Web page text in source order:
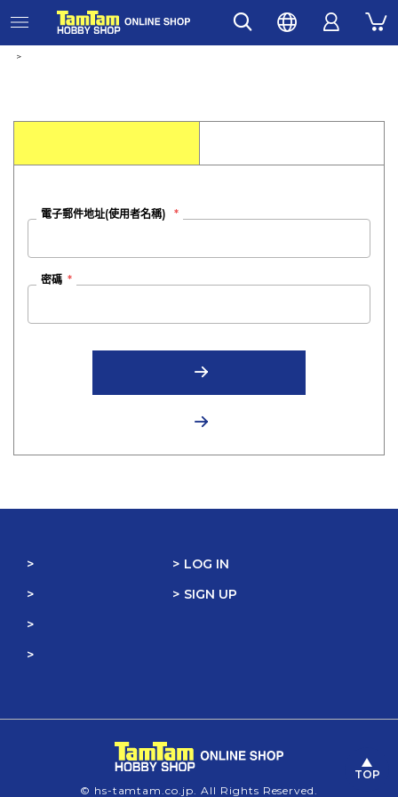
電子郵件地址(使用者名稱)
密碼
TOP
© hs-tamtam.co.jp. All Rights Reserved.
LOG IN
SIGN UP